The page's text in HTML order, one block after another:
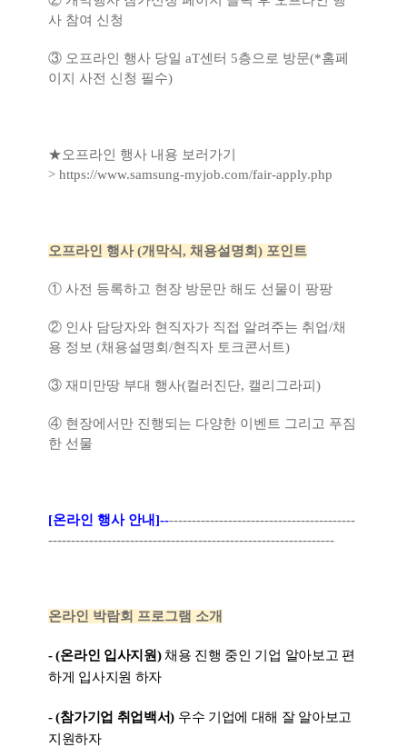
사 참여 신청
③ 오프라인 행사 당일 aT센터 5층으로 방문(*홈페
이지 사전 신청 필수)
★오프라인 행사 내용 보러가기
> https://www.samsung-myjob.com/fair-apply.php
오프라인 행사 (개막식, 채용설명회) 포인트
① 사전 등록하고 현장 방문만 해도 선물이 팡팡
② 인사 담당자와 현직자가 직접 알려주는 취업/채
용 정보 (채용설명회/현직자 토크콘서트)
③ 재미만땅 부대 행사(컬러진단, 캘리그라피)
④ 현장에서만 진행되는 다양한 이벤트 그리고 푸짐
한 선물
[온라인 행사 안내]-------------------------------------------
---------------------------------------------------------------
온라인 박람회 프로그램 소개
-(온라인 입사지원)채용 진행 중인 기업 알아보고 편
하게 입사지원 하자
-(참가기업 취업백서) 우수 기업에 대해 잘 알아보고
지원하자